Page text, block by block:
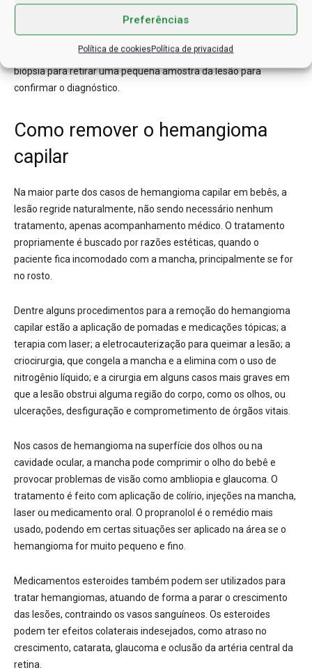
Preferências
Política de cookiesPolítica de privacidad
características da lesão. Exames de imagem também podem
ser realizados para auxiliar, como a ressonância magnética, o
ultrassom ou a angiografia – o raio-X dos vasos sanguíneos. Em
determinados casos de maior complexidade pode ser indicada a
biópsia para retirar uma pequena amostra da lesão para
confirmar o diagnóstico.
Como remover o hemangioma
capilar
Na maior parte dos casos de hemangioma capilar em bebês, a
lesão regride naturalmente, não sendo necessário nenhum
tratamento, apenas acompanhamento médico. O tratamento
propriamente é buscado por razões estéticas, quando o
paciente fica incomodado com a mancha, principalmente se for
no rosto.
Dentre alguns procedimentos para a remoção do hemangioma
capilar estão a aplicação de pomadas e medicações tópicas; a
terapia com laser; a eletrocauterização para queimar a lesão; a
criocirurgia, que congela a mancha e a elimina com o uso de
nitrogênio líquido; e a cirurgia em alguns casos mais graves em
que a lesão obstrui alguma região do corpo, como os olhos, ou
ulcerações, desfiguração e comprometimento de órgãos vitais.
Nos casos de hemangioma na superfície dos olhos ou na
cavidade ocular, a mancha pode comprimir o olho do bebê e
provocar problemas de visão como ambliopia e glaucoma. O
tratamento é feito com aplicação de colírio, injeções na mancha,
laser ou medicamento oral.
O propranolol é o remédio mais
usado, podendo em certas situações ser aplicado na área se o
hemangioma for muito pequeno e fino.
Medicamentos esteroides também podem ser utilizados ​​para
tratar hemangiomas, atuando de forma a parar o crescimento
das lesões, contraindo os vasos sanguíneos. Os esteroides
podem ter efeitos colaterais indesejados, como atraso no
crescimento, catarata, glaucoma e oclusão da artéria central da
retina.